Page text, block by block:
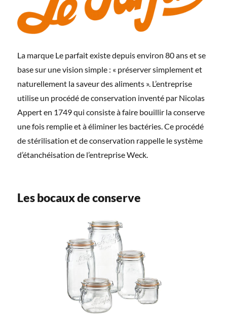
La marque Le parfait existe depuis environ 80 ans et se
base sur une vision simple : « préserver simplement et
naturellement la saveur des aliments ». L’entreprise
utilise un procédé de conservation inventé par Nicolas
Appert en 1749 qui consiste à faire bouillir la conserve
une fois remplie et à éliminer les bactéries. Ce procédé
de stérilisation et de conservation rappelle le système
d’étanchéisation de l’entreprise Weck.
Les bocaux de conserve